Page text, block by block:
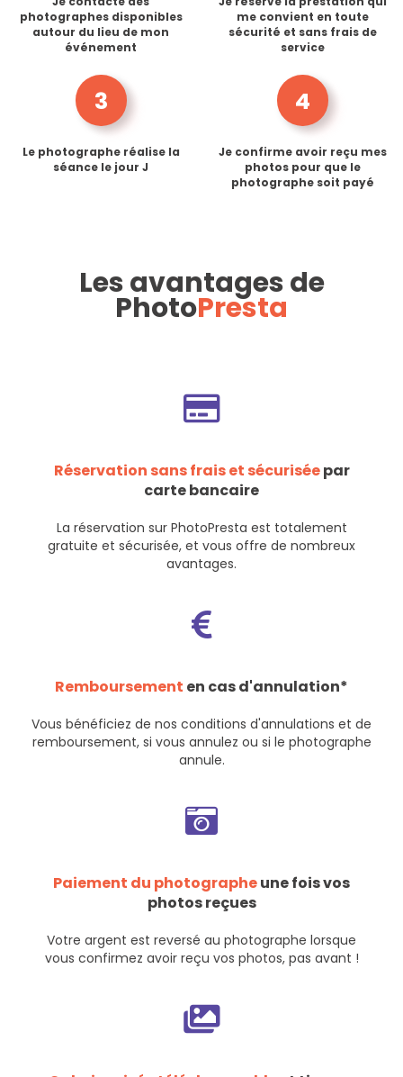
photographes disponibles
autour du lieu de mon
événement
me convient en toute
sécurité et sans frais de
service
3
Le photographe réalise la
séance le jour J
4
Je confirme avoir reçu mes
photos pour que le
photographe soit payé
Les avantages de
PhotoPresta
Réservation sans frais et sécuriséepar
carte bancaire
La réservation sur PhotoPresta est totalement
gratuite et sécurisée, et vous offre de nombreux
avantages.
Remboursement en cas d'annulation*
Vous bénéficiez de nos conditions d'annulations et de
remboursement, si vous annulez ou si le photographe
annule.
Paiement du photographeune fois vos
photos reçues
Votre argent est reversé au photographe lorsque
vous confirmez avoir reçu vos photos, pas avant !